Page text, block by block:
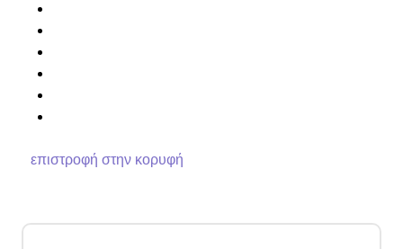
επιστροφή στην κορυφή